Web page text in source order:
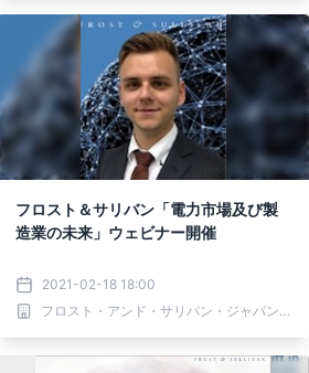
フロスト＆サリバン「電力市場及び製
造業の未来」ウェビナー開催
2021-02-18 18:00
フロスト・アンド・サリバン・ジャパン 株式会社